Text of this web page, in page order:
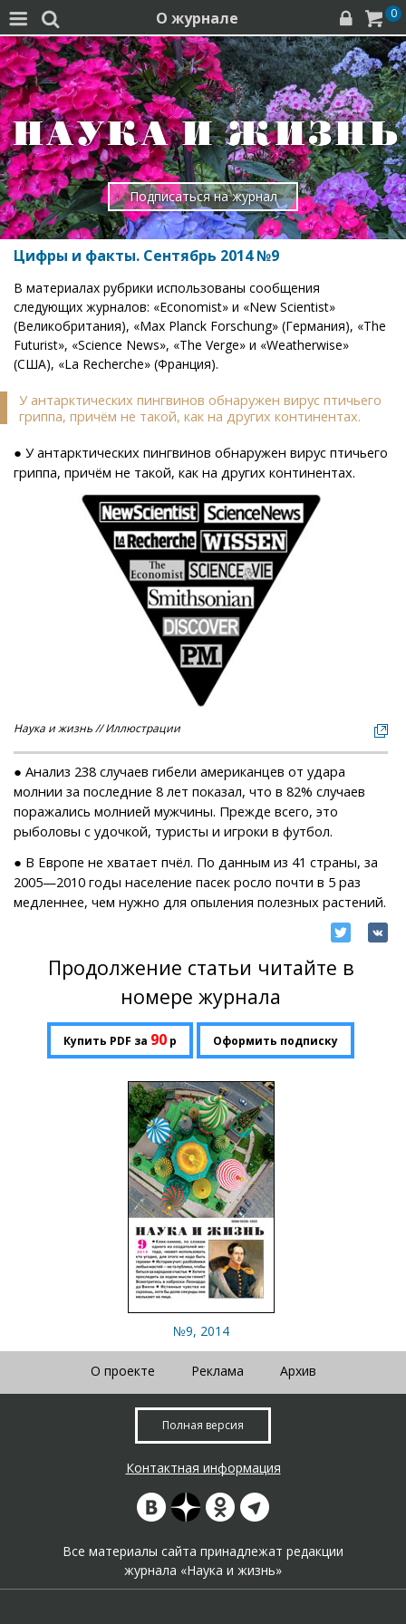
  О журнале   0
Подписаться на журнал
Цифры и факты. Сентябрь 2014 №9
В материалах рубрики использованы сообщения
следующих журналов: «Economist» и «New Scientist»
(Великобритания), «Max Planck Forschung» (Германия), «The
Futurist», «Science News», «The Verge» и «Weatherwise»
(США), «La Recherche» (Франция).
У антарктических пингвинов обнаружен вирус птичьего
гриппа, причём не такой, как на других континентах.
● У антарктических пингвинов обнаружен вирус птичьего
гриппа, причём не такой, как на других континентах.
Наука и жизнь // Иллюстрации
● Анализ 238 случаев гибели американцев от удара
молнии за последние 8 лет показал, что в 82% случаев
поражались молнией мужчины. Прежде всего, это
рыболовы с удочкой, туристы и игроки в футбол.
● В Европе не хватает пчёл. По данным из 41 страны, за
2005—2010 годы население пасек росло почти в 5 раз
медленнее, чем нужно для опыления полезных растений.
Продолжение статьи читайте в
номере журнала
Купить PDF за 90 р Оформить подписку
№9, 2014
О проекте Реклама Архив
Полная версия
Контактная информация
Все материалы сайта принадлежат редакции
журнала «Наука и жизнь»